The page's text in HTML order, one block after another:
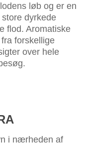
løb og er en
dyrkede
flod. Aromatiske
forskellige
over hele
i nærheden af